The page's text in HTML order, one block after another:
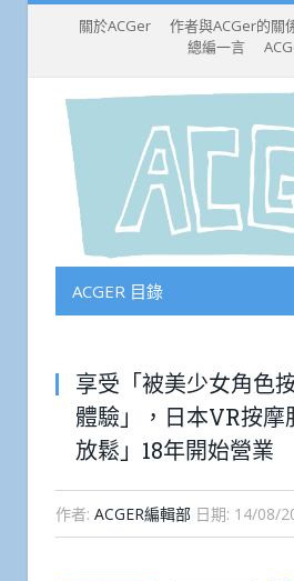
關於ACGer 作者與ACGer的關
總編一言
ACGER 目錄
享受「被美少女角色
體驗」，日本VR按摩
放鬆」18年開始營業
作者: ACGER編輯部 日期: 14/08/